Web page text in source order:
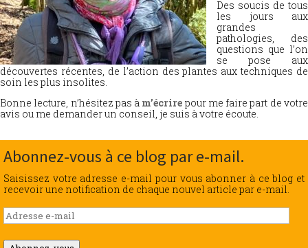
Des soucis de tous
les jours aux
grandes
pathologies, des
questions que l’on
se pose aux
découvertes récentes, de l’action des plantes aux techniques de
soin les plus insolites.
Bonne lecture, n’hésitez pas à m’écrire pour me faire part de votre
avis ou me demander un conseil, je suis à votre écoute.
Abonnez-vous à ce blog par e-mail.
Saisissez votre adresse e-mail pour vous abonner à ce blog et
recevoir une notification de chaque nouvel article par e-mail.
Adresse
e-